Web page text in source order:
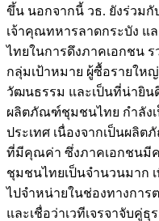
ขึ้น นอกจากนี้ วธ. ยังร่วมกั
เจ้าคุณทหารลาดกระบัง แ
ไทยในการดึงภาคเอกชน
กลุ่มเป้าหมาย ผู้ซื้อรายให
วัฒนธรรม และเป็นที่น่ายิน
ผลิตภัณฑ์ชุมชนไทย กำลัง
ประเทศ เนื่องจากเป็นผลิ
ที่มีคุณค่า ซึ่งภาคเอกชนมี
ชุมชนไทยเป็นจำนวนมาก
ไปจำหน่ายในช่องทางการ
และเชื่อว่าเวทีเจรจาจับคู่ธุ